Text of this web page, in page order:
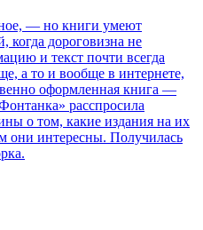
— но книги умеют
когда дороговизна не
и текст почти всегда
а то и вообще в интернете,
оформленная книга —
расспросила
о том, какие издания на их
они интересны. Получилась